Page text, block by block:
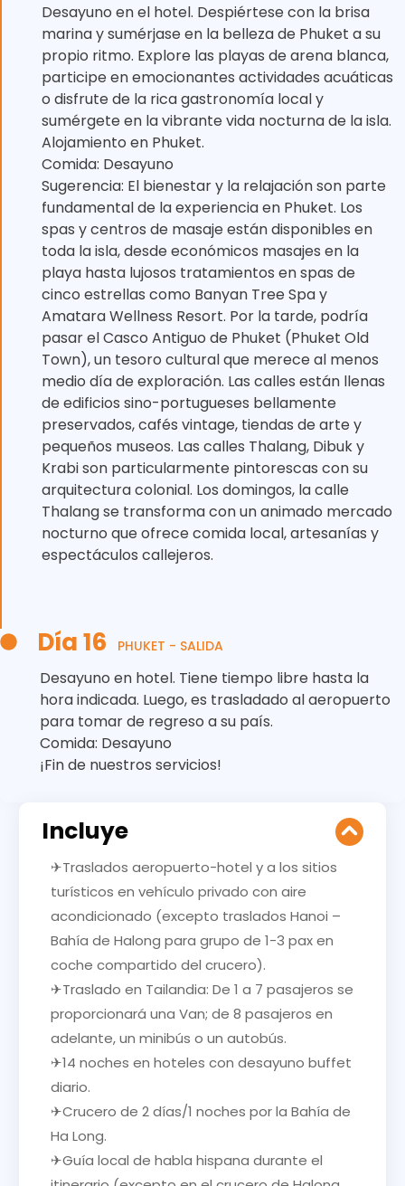
Desayuno en el hotel. Despiértese con la brisa
marina y sumérjase en la belleza de Phuket a su
propio ritmo. Explore las playas de arena blanca,
participe en emocionantes actividades acuáticas
o disfrute de la rica gastronomía local y
sumérgete en la vibrante vida nocturna de la isla.
Alojamiento en Phuket.
Comida: Desayuno
Sugerencia: El bienestar y la relajación son parte
fundamental de la experiencia en Phuket. Los
spas y centros de masaje están disponibles en
toda la isla, desde económicos masajes en la
playa hasta lujosos tratamientos en spas de
cinco estrellas como Banyan Tree Spa y
Amatara Wellness Resort. Por la tarde, podría
pasar el Casco Antiguo de Phuket (Phuket Old
Town), un tesoro cultural que merece al menos
medio día de exploración. Las calles están llenas
de edificios sino-portugueses bellamente
preservados, cafés vintage, tiendas de arte y
pequeños museos. Las calles Thalang, Dibuk y
Krabi son particularmente pintorescas con su
arquitectura colonial. Los domingos, la calle
Thalang se transforma con un animado mercado
nocturno que ofrece comida local, artesanías y
espectáculos callejeros.
Día 16 PHUKET - SALIDA
Desayuno en hotel. Tiene tiempo libre hasta la
hora indicada. Luego, es trasladado al aeropuerto
para tomar de regreso a su país.
Comida: Desayuno
¡Fin de nuestros servicios!
Incluye
✈Traslados aeropuerto-hotel y a los sitios
turísticos en vehículo privado con aire
acondicionado (excepto traslados Hanoi –
Bahía de Halong para grupo de 1-3 pax en
coche compartido del crucero).
✈Traslado en Tailandia: De 1 a 7 pasajeros se
proporcionará una Van; de 8 pasajeros en
adelante, un minibús o un autobús.
✈14 noches en hoteles con desayuno buffet
diario.
✈Crucero de 2 días/1 noches por la Bahía de
Ha Long.
✈Guía local de habla hispana durante el